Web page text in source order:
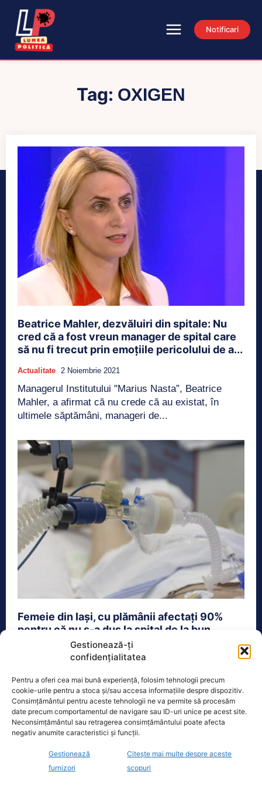
Gestionează-ți
confidențialitatea
Pentru a oferi cea mai bună experiență, folosim tehnologii precum
cookie-urile pentru a stoca și/sau accesa informațiile despre dispozitiv.
Consimțământul pentru aceste tehnologii ne va permite să procesăm
date precum comportamentul de navigare sau ID-uri unice pe acest site.
Neconsimțământul sau retragerea consimțământului poate afecta
negativ anumite caracteristici și funcții.
Gestionează
furnizori
Citește mai multe despre aceste
scopuri
Notificari
Tag: OXIGEN
Beatrice Mahler, dezvăluiri din spitale: Nu
cred că a fost vreun manager de spital care
să nu fi trecut prin emoţiile pericolului de a...
Actualitate 2 Noiembrie 2021
Managerul Institutului "Marius Nasta”, Beatrice
Mahler, a afirmat că nu crede că au existat, în
ultimele săptămâni, manageri de...
Femeie din Iași, cu plămânii afectați 90%
pentru că nu s-a dus la spital de la bun
început. „I-a fost teamă că o...
11 August 2021
O femeie are plămânii afectați 90% pentru că nu a
mers la timp la spital să se trateze de...